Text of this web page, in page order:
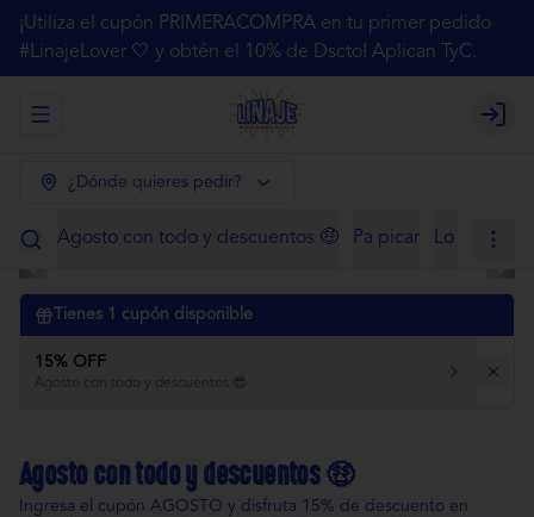
¡Utiliza el cupón PRIMERACOMPRA en tu primer pedido
#LinajeLover 🤍 y obtén el 10% de Dscto! Aplican TyC.
Abrir menu de navegación Login
¿Dónde quieres pedir?
Agosto con todo y descuentos 🤑 Pa picar Lo de
Tienes 1 cupón disponible
15% OFF
Agosto con todo y descuentos 😎
Agosto con todo y descuentos 🤑
Ingresa el cupón AGOSTO y disfruta 15% de descuento en